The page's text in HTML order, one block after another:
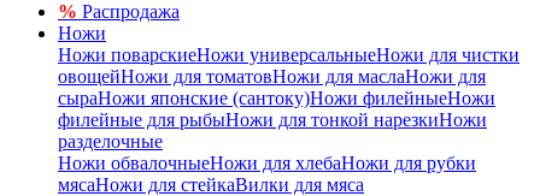
% Распродажа
Ножи
Ножи поварскиеНожи универсальныеНожи для чистки
овощейНожи для томатовНожи для маслаНожи для
сыраНожи японские (сантоку)Ножи филейныеНожи
филейные для рыбыНожи для тонкой нарезкиНожи
разделочные
Ножи обвалочныеНожи для хлебаНожи для рубки
мясаНожи для стейкаВилки для мяса